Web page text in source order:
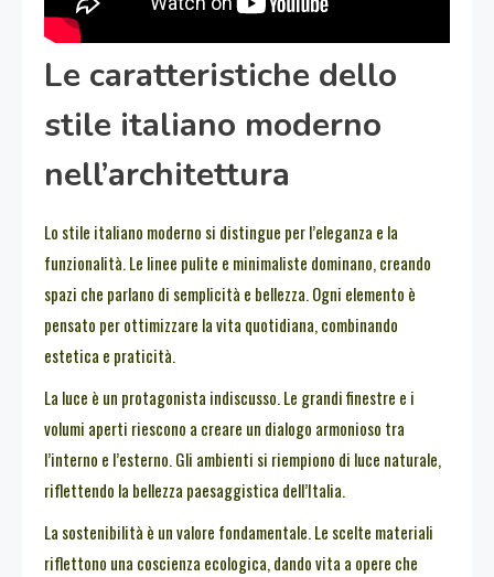
Le caratteristiche dello
stile italiano moderno
nell’architettura
Lo stile italiano moderno si distingue per l’eleganza e la
funzionalità. Le linee pulite e minimaliste dominano, creando
spazi che parlano di semplicità e bellezza. Ogni elemento è
pensato per ottimizzare la vita quotidiana, combinando
estetica e praticità.
La luce è un protagonista indiscusso. Le grandi finestre e i
volumi aperti riescono a creare un dialogo armonioso tra
l’interno e l’esterno. Gli ambienti si riempiono di luce naturale,
riflettendo la bellezza paesaggistica dell’Italia.
La sostenibilità è un valore fondamentale. Le scelte materiali
riflettono una coscienza ecologica, dando vita a opere che